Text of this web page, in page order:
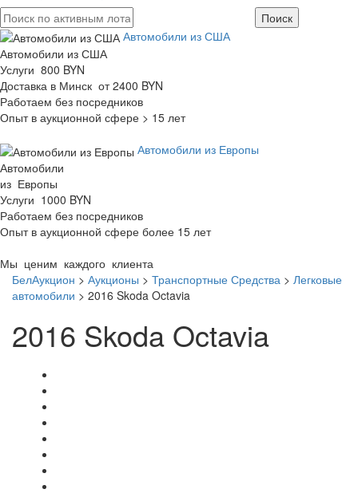
Автомобили из США
Автомобили из США
Услуги 800 BYN
Доставка в Минск от 2400 BYN
Работаем без посредников
Опыт в аукционной сфере > 15 лет
Автомобили из Европы
Автомобили
из Европы
Услуги 1000 BYN
Работаем без посредников
Опыт в аукционной сфере более 15 лет
Мы ценим каждого клиента
БелАукцион > Аукционы > Транспортные Средства > Легковые
автомобили > 2016 Skoda Octavia
2016 Skoda Octavia